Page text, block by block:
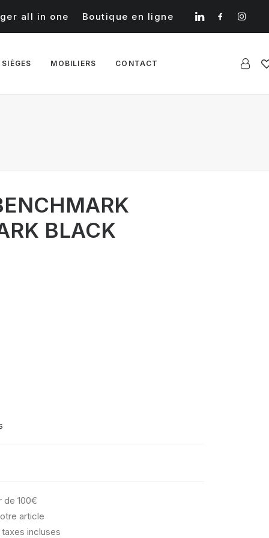
all in one Boutique en ligne
MOBILIERS CONTACT
BLACK
de 100€
article
incluses